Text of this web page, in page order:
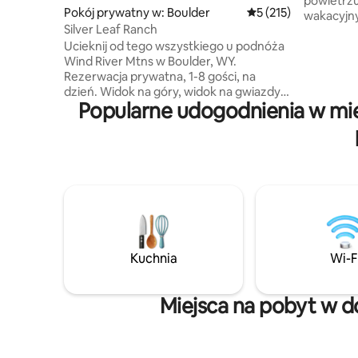
Pokój prywatny w: Boulder Średnia ocena: 5 na
5 (215)
Silver Leaf Ranch
Ucieknij od tego wszystkiego u podnóża
Wind River Mtns w Boulder, WY.
Rezerwacja prywatna, 1-8 gości, na
dzień. Widok na góry, widok na gwiazdy,
wspaniałe wschody i zachody słońca.
Całoroczny raj dla miłośników przyrody,
przygotowywania śniegu. Blisko
początku szlaku Big Sandy. Osoby
niepełnosprawne: winda schodowa,
rampy, prysznic typu roll-in. Dzieci muszą
gospodarz zrobi wyjątek. Gospodarz na
dnie na
Popularne udogodnienia w
Kuchnia Wi-
Miejsca na pobyt w